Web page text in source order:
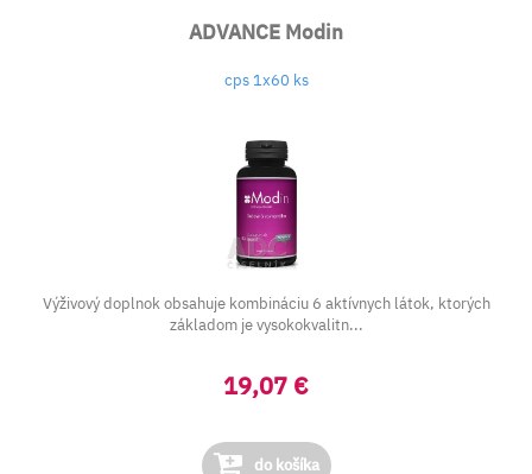
ADVANCE Modin
cps 1x60 ks
Výživový doplnok obsahuje kombináciu 6 aktívnych látok, ktorých
základom je vysokokvalitn...
19,07 €
do košíka